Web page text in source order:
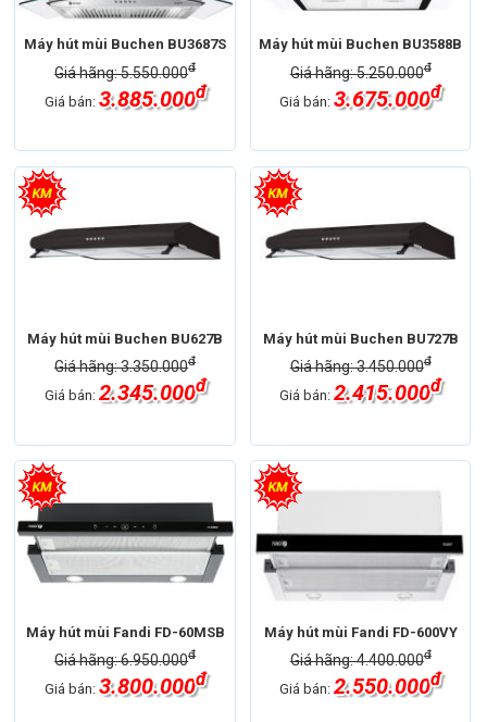
Máy hút mùi Buchen BU3687S
Giá hãng: 5.550.000đ
Giá bán: 3.885.000đ
Máy hút mùi Buchen BU3588B
Giá hãng: 5.250.000đ
Giá bán:3.675.000đ
Máy hút mùi Buchen BU627B
Giá hãng: 3.350.000đ
Giá bán: 2.345.000đ
Máy hút mùi Buchen BU727B
Giá hãng: 3.450.000đ
Giá bán:2.415.000đ
Máy hút mùi Fandi FD-60MSB
Giá hãng: 6.950.000đ
Giá bán: 3.800.000đ
Máy hút mùi Fandi FD-600VY
Giá hãng: 4.400.000đ
Giá bán:2.550.000đ